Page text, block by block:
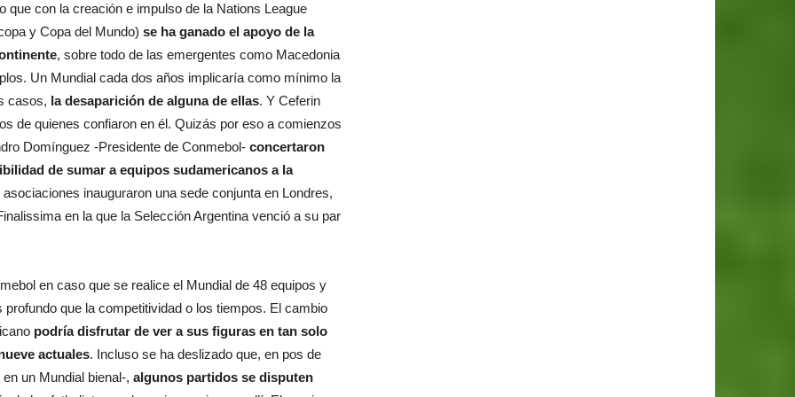
que con la creación e impulso de la Nations League
y Copa del Mundo) se ha ganado el apoyo de la
, sobre todo de las emergentes como Macedonia
Un Mundial cada dos años implicaría como mínimo la
casos, la desaparición de alguna de ellas. Y Ceferin
de quienes confiaron en él. Quizás por eso a comienzos
Domínguez -Presidente de Conmebol- concertaron
de sumar a equipos sudamericanos a la
inauguraron una sede conjunta en Londres,
en la que la Selección Argentina venció a su par
en caso que se realice el Mundial de 48 equipos y
que la competitividad o los tiempos. El cambio
podría disfrutar de ver a sus figuras en tan solo
actuales. Incluso se ha deslizado que, en pos de
un Mundial bienal-, algunos partidos se disputen